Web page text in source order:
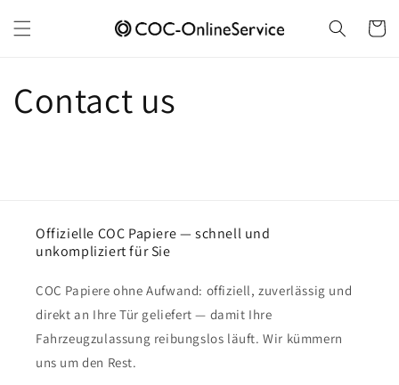
content
Cart
Contact us
Offizielle COC Papiere — schnell und
unkompliziert für Sie
COC Papiere ohne Aufwand: offiziell, zuverlässig und
direkt an Ihre Tür geliefert — damit Ihre
Fahrzeugzulassung reibungslos läuft. Wir kümmern
uns um den Rest.